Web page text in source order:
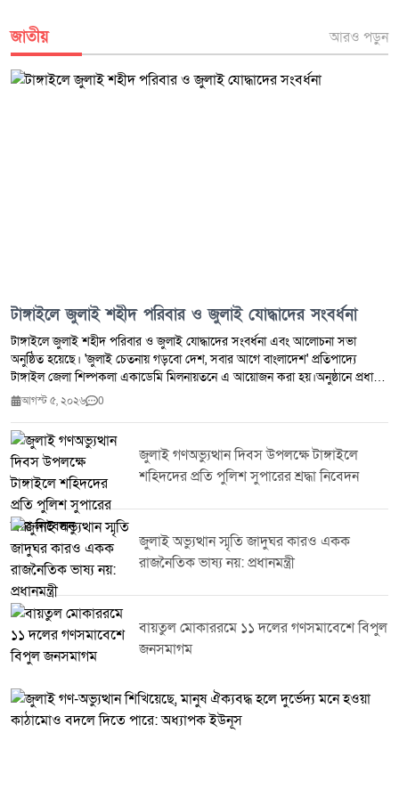
জাতীয় আরও পড়ুন
টাঙ্গাইলে জুলাই শহীদ পরিবার ও জুলাই যোদ্ধাদের সংবর্ধনা
টাঙ্গাইলে জুলাই শহীদ পরিবার ও জুলাই যোদ্ধাদের সংবর্ধনা এবং আলোচনা সভা
অনুষ্ঠিত হয়েছে। 'জুলাই চেতনায় গড়বো দেশ, সবার আগে বাংলাদেশ' প্রতিপাদ্যে
টাঙ্গাইল জেলা শিল্পকলা একাডেমি মিলনায়তনে এ আয়োজন করা হয়।অনুষ্ঠানে প্রধান
অতিথি হিসেবে উপস্থিত ছিলেন বিএনপির কেন্দ্রীয় প্রচার সম্পাদক এবং মৎস্য ও
জুলাই গণঅভ্যুত্থানের শহীদদের প্রতি গভীর শ্রদ্ধা জানিয়ে বলেন, তাঁদের আত্মত্যাগ
জাতির ইতিহাসে চিরস্মরণীয় হয়ে থাকবে। তিনি জুলাইয়ের চেতনা ধারণ করে একটি
বৈষম্যহীন, গণতান্ত্রিক ও সমৃদ্ধ বাংলাদেশ গড়ে তুলতে সবাইকে ঐক্যবদ্ধভাবে কাজ
করার আহ্বান জানান।অনুষ্ঠানে জুলাই শহীদ পরিবারের সদস্য ও জুলাই যোদ্ধাদের
সম্মাননা প্রদান করা হয়। এ সময় বিভিন্ন পর্যায়ের সরকারি কর্মকর্তা, রাজনৈতিক
নেতৃবৃন্দ, মুক্তিযোদ্ধা, সামাজিক ও সাংস্কৃতিক ব্যক্তিত্বসহ সুধীজন উপস্থিত ছিলেন।
আলোচনা সভায় বক্তারা বলেন, জুলাই গণঅভ্যুত্থানের চেতনা নতুন প্রজন্মের মাঝে
ছড়িয়ে দিতে এবং শহীদদের আত্মত্যাগের ইতিহাস সংরক্ষণে সবাইকে সম্মিলিতভাবে
কাজ করতে হবে।
আগস্ট ৫, ২০২৬ 0
জুলাই গণঅভ্যুত্থান দিবস উপলক্ষে টাঙ্গাইলে
শহিদদের প্রতি পুলিশ সুপারের শ্রদ্ধা নিবেদন
জুলাই অভ্যুত্থান স্মৃতি জাদুঘর কারও একক
রাজনৈতিক ভাষ্য নয়: প্রধানমন্ত্রী
বায়তুল মোকাররমে ১১ দলের গণসমাবেশে বিপুল
জনসমাগম